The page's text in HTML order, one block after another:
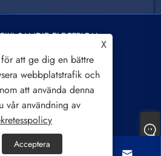
SANDIE ELECTRICAL
Tvättmaskin, centrifug,
reserverade.
RSS XML Sekretesspolicy
X
att ge dig en bättre
webbplatstrafik och
att använda denna
vår användning av
Acceptera